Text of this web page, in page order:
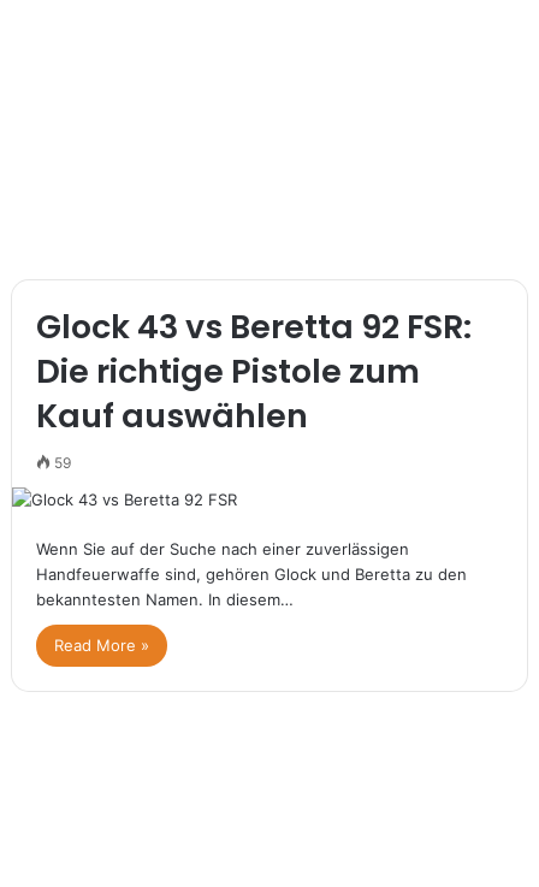
Glock 43 vs Beretta 92 FSR:
Die richtige Pistole zum
Kauf auswählen
59
Wenn Sie auf der Suche nach einer zuverlässigen
Handfeuerwaffe sind, gehören Glock und Beretta zu den
bekanntesten Namen. In diesem…
Read More »